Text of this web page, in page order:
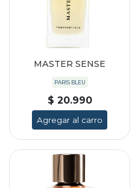
MASTER SENSE
PARIS BLEU
$ 20.990
Agregar al carro